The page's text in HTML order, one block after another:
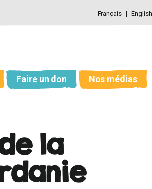
Français English
Faire un don Nos médias
la